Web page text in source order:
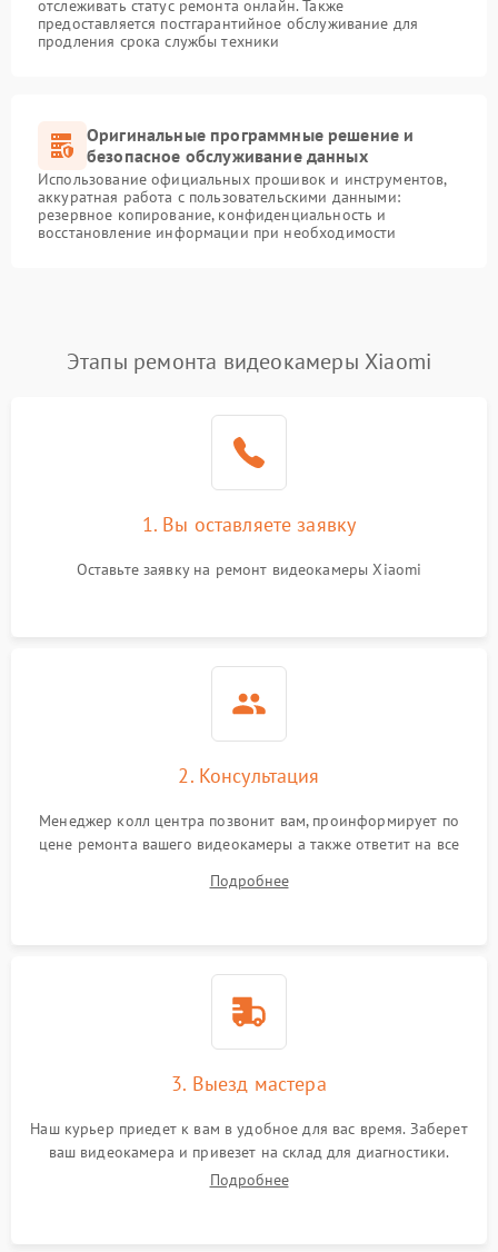
отслеживать статус ремонта онлайн. Также
предоставляется постгарантийное обслуживание для
продления срока службы техники
Оригинальные программные решение и
безопасное обслуживание данных
Использование официальных прошивок и инструментов,
аккуратная работа с пользовательскими данными:
резервное копирование, конфиденциальность и
восстановление информации при необходимости
Этапы ремонта видеокамеры Xiaomi
1. Вы оставляете заявку
Оставьте заявку на ремонт видеокамеры Xiaomi
2. Консультация
Менеджер колл центра позвонит вам, проинформирует по
цене ремонта вашего видеокамеры а также ответит на все
Подробнее
3. Выезд мастера
Наш курьер приедет к вам в удобное для вас время. Заберет
ваш видеокамера и привезет на склад для диагностики.
Подробнее